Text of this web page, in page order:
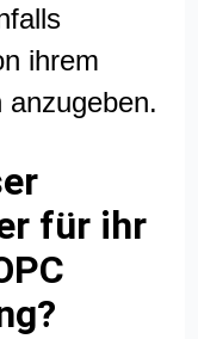
ihrem
anzugeben.
für ihr